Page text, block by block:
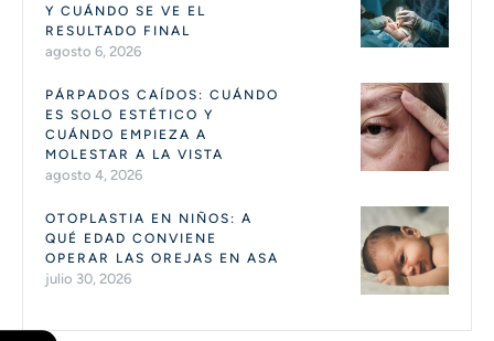
Y CUÁNDO SE VE EL
RESULTADO FINAL
agosto 6, 2026
PÁRPADOS CAÍDOS: CUÁNDO
ES SOLO ESTÉTICO Y
CUÁNDO EMPIEZA A
MOLESTAR A LA VISTA
agosto 4, 2026
OTOPLASTIA EN NIÑOS: A
QUÉ EDAD CONVIENE
OPERAR LAS OREJAS EN ASA
julio 30, 2026